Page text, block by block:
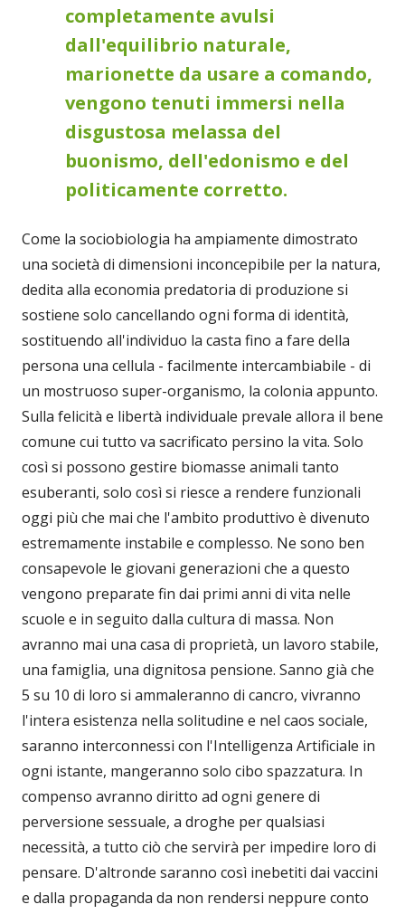
completamente avulsi
dall'equilibrio naturale,
marionette da usare a comando,
vengono tenuti immersi nella
disgustosa melassa del
buonismo, dell'edonismo e del
politicamente corretto.
Come la sociobiologia ha ampiamente dimostrato
una società di dimensioni inconcepibile per la natura,
dedita alla economia predatoria di produzione si
sostiene solo cancellando ogni forma di identità,
sostituendo all'individuo la casta fino a fare della
persona una cellula - facilmente intercambiabile - di
un mostruoso super-organismo, la colonia appunto.
Sulla felicità e libertà individuale prevale allora il bene
comune cui tutto va sacrificato persino la vita. Solo
così si possono gestire biomasse animali tanto
esuberanti, solo così si riesce a rendere funzionali
oggi più che mai che l'ambito produttivo è divenuto
estremamente instabile e complesso. Ne sono ben
consapevole le giovani generazioni che a questo
vengono preparate fin dai primi anni di vita nelle
scuole e in seguito dalla cultura di massa. Non
avranno mai una casa di proprietà, un lavoro stabile,
una famiglia, una dignitosa pensione. Sanno già che
5 su 10 di loro si ammaleranno di cancro, vivranno
l'intera esistenza nella solitudine e nel caos sociale,
saranno interconnessi con l'Intelligenza Artificiale in
ogni istante, mangeranno solo cibo spazzatura. In
compenso avranno diritto ad ogni genere di
perversione sessuale, a droghe per qualsiasi
necessità, a tutto ciò che servirà per impedire loro di
pensare. D'altronde saranno così inebetiti dai vaccini
e dalla propaganda da non rendersi neppure conto